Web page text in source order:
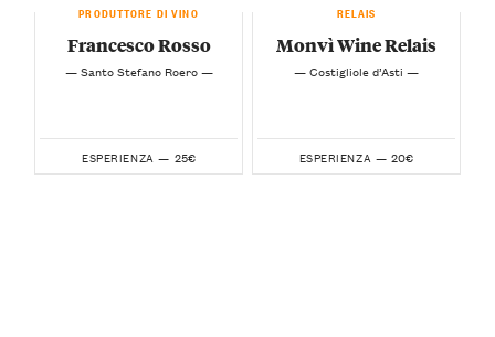
PRODUTTORE DI VINO
Francesco Rosso
— Santo Stefano Roero —
ESPERIENZA — 25€
RELAIS
Monvì Wine Relais
— Costigliole d’Asti —
ESPERIENZA — 20€